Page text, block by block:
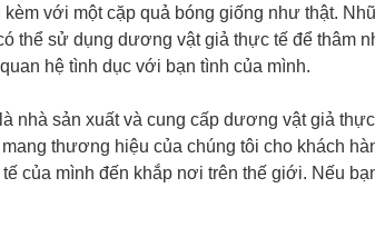
với một cặp quả bóng giống như thật.
thể sử dụng dương vật giả thực tế để thâm
hệ tình dục với bạn tình của mình.
là nhà sản xuất và cung cấp dương vật giả
thương hiệu của chúng tôi cho khách
của mình đến khắp nơi trên thế giới. Nếu